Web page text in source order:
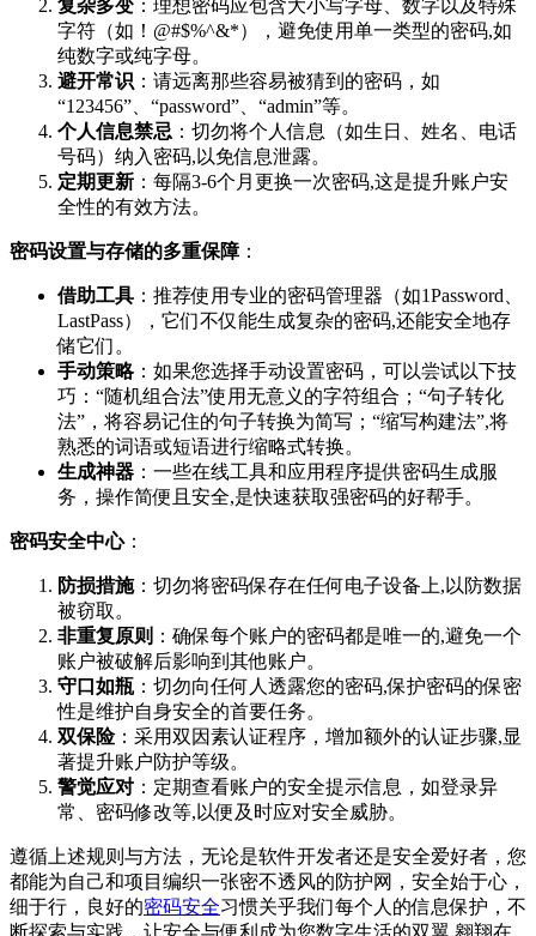
复杂多变 ：理想密码应包含大小写字母、数字以及特殊
字符（如！@#$%^&*），避免使用单一类型的密码,如
纯数字或纯字母。
避开常识 ：请远离那些容易被猜到的密码，如
“123456”、“password”、“admin”等。
个人信息禁忌 ：切勿将个人信息（如生日、姓名、电话
号码）纳入密码,以免信息泄露。
定期更新 ：每隔3-6个月更换一次密码,这是提升账户安
全性的有效方法。
密码设置与存储的多重保障：
借助工具 ：推荐使用专业的密码管理器（如1Password、
LastPass），它们不仅能生成复杂的密码,还能安全地存
储它们。
手动策略：如果您选择手动设置密码，可以尝试以下技
巧：“随机组合法”使用无意义的字符组合；“句子转化
法”，将容易记住的句子转换为简写；“缩写构建法”,将
熟悉的词语或短语进行缩略式转换。
生成神器 ：一些在线工具和应用程序提供密码生成服
务，操作简便且安全,是快速获取强密码的好帮手。
密码安全中心：
防损措施：切勿将密码保存在任何电子设备上,以防数据
被窃取。
非重复原则 ：确保每个账户的密码都是唯一的,避免一个
账户被破解后影响到其他账户。
守口如瓶 ：切勿向任何人透露您的密码,保护密码的保密
性是维护自身安全的首要任务。
双保险：采用双因素认证程序，增加额外的认证步骤,显
著提升账户防护等级。
警觉应对 ：定期查看账户的安全提示信息，如登录异
常、密码修改等,以便及时应对安全威胁。
遵循上述规则与方法，无论是软件开发者还是安全爱好者，您
都能为自己和项目编织一张密不透风的防护网，安全始于心，
细于行，良好的密码安全习惯关乎我们每个人的信息保护，不
断探索与实践，让安全与便利成为您数字生活的双翼,翱翔在